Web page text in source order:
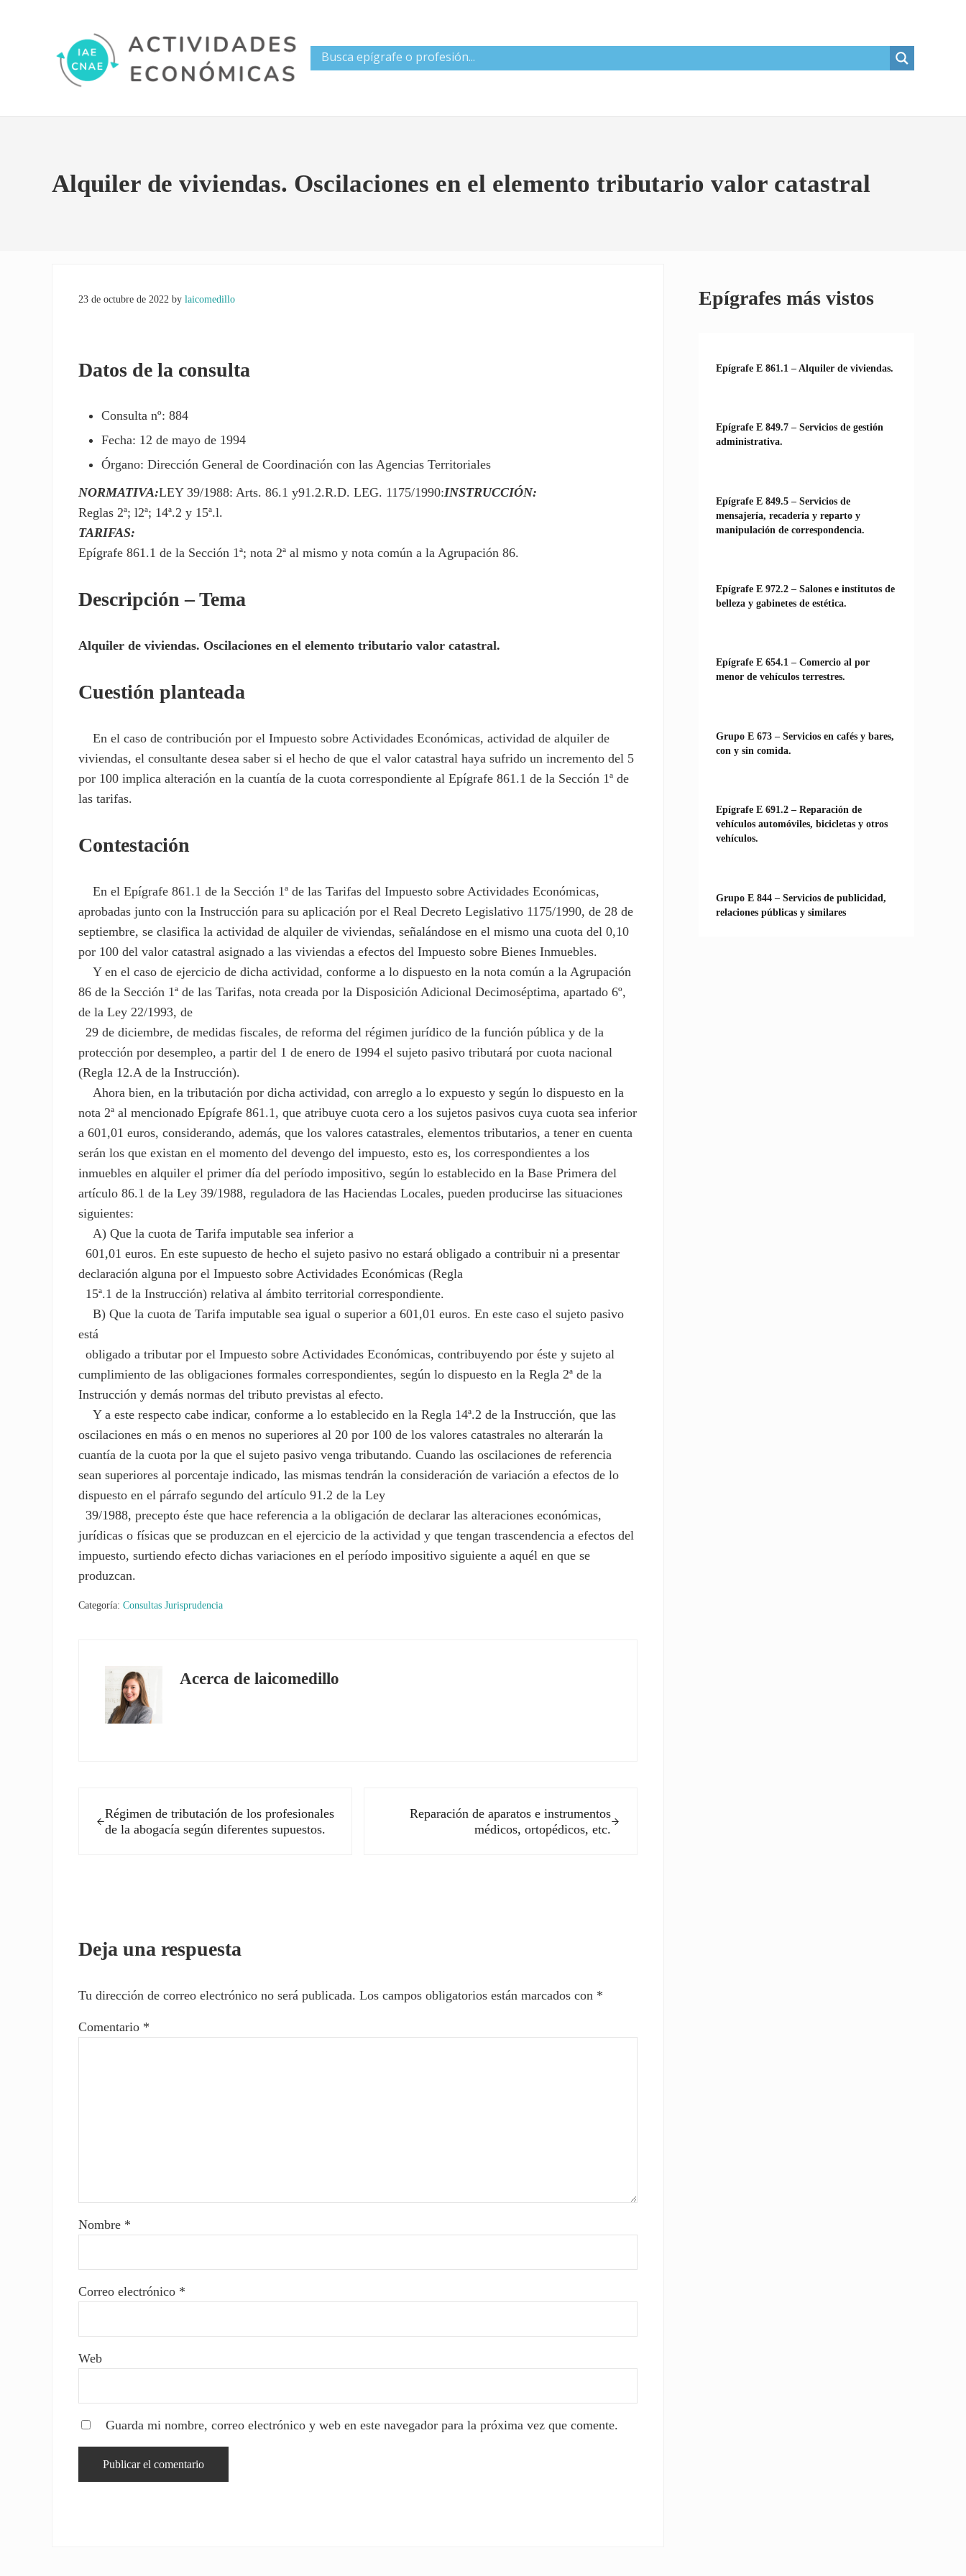
Alquiler de viviendas. Oscilaciones en el elemento tributario valor catastral
23 de octubre de 2022 bylaicomedillo
Datos de la consulta
Consulta nº: 884
Fecha: 12 de mayo de 1994
Órgano: Dirección General de Coordinación con las Agencias Territoriales
NORMATIVA:LEY 39/1988: Arts. 86.1 y91.2.R.D. LEG. 1175/1990:INSTRUCCIÓN:
Reglas 2ª; l2ª; 14ª.2 y 15ª.l.
TARIFAS:
Epígrafe 861.1 de la Sección 1ª; nota 2ª al mismo y nota común a la Agrupación 86.
Descripción – Tema
Alquiler de viviendas. Oscilaciones en el elemento tributario valor catastral.
Cuestión planteada
En el caso de contribución por el Impuesto sobre Actividades Económicas, actividad de alquiler de
viviendas, el consultante desea saber si el hecho de que el valor catastral haya sufrido un incremento del 5
por 100 implica alteración en la cuantía de la cuota correspondiente al Epígrafe 861.1 de la Sección 1ª de
las tarifas.
Contestación
En el Epígrafe 861.1 de la Sección 1ª de las Tarifas del Impuesto sobre Actividades Económicas,
aprobadas junto con la Instrucción para su aplicación por el Real Decreto Legislativo 1175/1990, de 28 de
septiembre, se clasifica la actividad de alquiler de viviendas, señalándose en el mismo una cuota del 0,10
por 100 del valor catastral asignado a las viviendas a efectos del Impuesto sobre Bienes Inmuebles.
Y en el caso de ejercicio de dicha actividad, conforme a lo dispuesto en la nota común a la Agrupación
86 de la Sección 1ª de las Tarifas, nota creada por la Disposición Adicional Decimoséptima, apartado 6º,
de la Ley 22/1993, de
29 de diciembre, de medidas fiscales, de reforma del régimen jurídico de la función pública y de la
protección por desempleo, a partir del 1 de enero de 1994 el sujeto pasivo tributará por cuota nacional
(Regla 12.A de la Instrucción).
Ahora bien, en la tributación por dicha actividad, con arreglo a lo expuesto y según lo dispuesto en la
nota 2ª al mencionado Epígrafe 861.1, que atribuye cuota cero a los sujetos pasivos cuya cuota sea inferior
a 601,01 euros, considerando, además, que los valores catastrales, elementos tributarios, a tener en cuenta
serán los que existan en el momento del devengo del impuesto, esto es, los correspondientes a los
inmuebles en alquiler el primer día del período impositivo, según lo establecido en la Base Primera del
artículo 86.1 de la Ley 39/1988, reguladora de las Haciendas Locales, pueden producirse las situaciones
siguientes:
A) Que la cuota de Tarifa imputable sea inferior a
601,01 euros. En este supuesto de hecho el sujeto pasivo no estará obligado a contribuir ni a presentar
declaración alguna por el Impuesto sobre Actividades Económicas (Regla
15ª.1 de la Instrucción) relativa al ámbito territorial correspondiente.
B) Que la cuota de Tarifa imputable sea igual o superior a 601,01 euros. En este caso el sujeto pasivo
está
obligado a tributar por el Impuesto sobre Actividades Económicas, contribuyendo por éste y sujeto al
cumplimiento de las obligaciones formales correspondientes, según lo dispuesto en la Regla 2ª de la
Instrucción y demás normas del tributo previstas al efecto.
Y a este respecto cabe indicar, conforme a lo establecido en la Regla 14ª.2 de la Instrucción, que las
oscilaciones en más o en menos no superiores al 20 por 100 de los valores catastrales no alterarán la
cuantía de la cuota por la que el sujeto pasivo venga tributando. Cuando las oscilaciones de referencia
sean superiores al porcentaje indicado, las mismas tendrán la consideración de variación a efectos de lo
dispuesto en el párrafo segundo del artículo 91.2 de la Ley
39/1988, precepto éste que hace referencia a la obligación de declarar las alteraciones económicas,
jurídicas o físicas que se produzcan en el ejercicio de la actividad y que tengan trascendencia a efectos del
impuesto, surtiendo efecto dichas variaciones en el período impositivo siguiente a aquél en que se
produzcan.
Categoría:Consultas Jurisprudencia
Acerca delaicomedillo
Régimen de tributación de los profesionales
de la abogacía según diferentes supuestos.
Reparación de aparatos e instrumentos
médicos, ortopédicos, etc.
Deja una respuesta
Tu dirección de correo electrónico no será publicada. Los campos obligatorios están marcados con *
Comentario *
Nombre *
Correo electrónico *
Web
Guarda mi nombre, correo electrónico y web en este navegador para la próxima vez que comente.
Epígrafes más vistos
Epígrafe E 861.1 – Alquiler de viviendas.
Epígrafe E 849.7 – Servicios de gestión
administrativa.
Epígrafe E 849.5 – Servicios de
mensajería, recadería y reparto y
manipulación de correspondencia.
Epígrafe E 972.2 – Salones e institutos de
belleza y gabinetes de estética.
Epígrafe E 654.1 – Comercio al por
menor de vehículos terrestres.
Grupo E 673 – Servicios en cafés y bares,
con y sin comida.
Epígrafe E 691.2 – Reparación de
vehículos automóviles, bicicletas y otros
vehículos.
Grupo E 844 – Servicios de publicidad,
relaciones públicas y similares